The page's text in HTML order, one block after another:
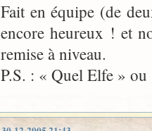
Fait en équipe (de
encore heureux ! et
remise à niveau.
P.S. : « Quel Elfe »